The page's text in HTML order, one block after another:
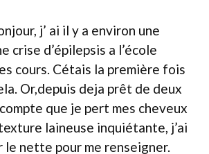
j’ ai il y a environ une
crise d’épilepsis a l’école
cours. Cétais la première fois
Or,depuis deja prêt de deux
que je pert mes cheveux
laineuse inquiétante, j’ai
le nette pour me renseigner.